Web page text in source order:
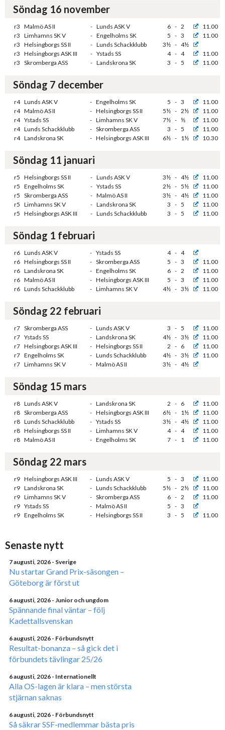
Söndag 16 november
r3 Malmö AS II - Lunds ASK V 6 - 2
11.00
r3 Limhamns SK V - Engelholms SK 5 - 3
11.00
r3 Helsingborgs SS II - Lunds Schackklubb 3½ - 4½
r3 Helsingborgs ASK III - Ystads SS 4 - 4
11.00
r3 Skromberga ASS - Landskrona SK 3 - 5 11.00
Söndag 7 december
r4 Lunds ASK V - Engelholms SK 5 - 3
11.00
r4 Malmö AS II - Helsingborgs SS II 5½ - 2½
11.00
r4 Ystads SS - Limhamns SK V 7½ - ½
11.00
r4 Lunds Schackklubb - Skromberga ASS 3 - 5
11.00
r4 Landskrona SK - Helsingborgs ASK III 6½ - 1½ 10.30
Söndag 11 januari
r5 Helsingborgs SS II - Lunds ASK V 3½ - 4½
11.00
r5 Engelholms SK - Ystads SS 2½ - 5½
11.00
r5 Skromberga ASS - Malmö AS II 3½ - 4½
11.00
r5 Limhamns SK V - Landskrona SK 3 - 5
11.00
r5 Helsingborgs ASK III - Lunds Schackklubb 3 - 5 11.00
Söndag 1 februari
r6 Lunds ASK V - Ystads SS 4 - 4
r6 Helsingborgs SS II - Skromberga ASS 5 - 3
11.00
r6 Landskrona SK - Engelholms SK 6 - 2
11.00
r6 Malmö AS II - Helsingborgs ASK III 5 - 3
11.00
r6 Lunds Schackklubb - Limhamns SK V 4½ - 3½ 11.00
Söndag 22 februari
r7 Skromberga ASS - Lunds ASK V 3 - 5
11.00
r7 Ystads SS - Landskrona SK 4½ - 3½
11.00
r7 Helsingborgs ASK III - Helsingborgs SS II 2 - 6
11.00
r7 Engelholms SK - Lunds Schackklubb 4½ - 3½
11.00
r7 Limhamns SK V - Malmö AS II 3½ - 4½
Söndag 15 mars
r8 Lunds ASK V - Landskrona SK 2 - 6
11.00
r8 Skromberga ASS - Helsingborgs ASK III 6½ - 1½
11.00
r8 Lunds Schackklubb - Ystads SS 3½ - 4½
11.00
r8 Helsingborgs SS II - Limhamns SK V 4 - 4
11.00
r8 Malmö AS II - Engelholms SK 7 - 1 11.00
Söndag 22 mars
r9 Helsingborgs ASK III - Lunds ASK V 5 - 3
11.00
r9 Landskrona SK - Lunds Schackklubb 5½ - 2½
11.00
r9 Limhamns SK V - Skromberga ASS 6 - 2
11.00
r9 Ystads SS - Malmö AS II 5 - 3
r9 Engelholms SK - Helsingborgs SS II 3 - 5 11.00
Senaste nytt
7 augusti, 2026 - Sverige
Nu startar Grand Prix-säsongen –
Göteborg är först ut
6 augusti, 2026 - Junior och ungdom
Spännande final väntar – följ
Kadettallsvenskan
6 augusti, 2026 - Förbundsnytt
Resultat-bonanza – så gick det i
förbundets tävlingar 25/26
6 augusti, 2026 - Internationellt
Alla OS-lagen är klara – men största
stjärnan saknas
6 augusti, 2026 - Förbundsnytt
Så säkrar SSF-medlemmar bästa pris